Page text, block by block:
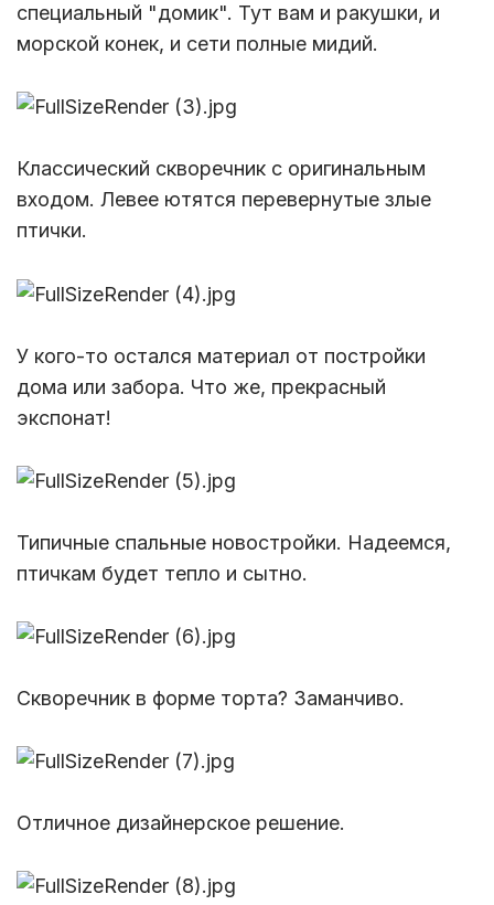
специальный "домик". Тут вам и ракушки, и
морской конек, и сети полные мидий.
Классический скворечник с оригинальным
входом. Левее ютятся перевернутые злые
птички.
У кого-то остался материал от постройки
дома или забора. Что же, прекрасный
экспонат!
Типичные спальные новостройки. Надеемся,
птичкам будет тепло и сытно.
Скворечник в форме торта? Заманчиво.
Отличное дизайнерское решение.